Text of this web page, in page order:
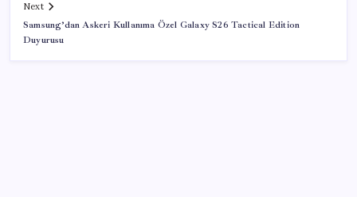
Next
Samsung’dan Askeri Kullanıma Özel Galaxy S26 Tactical Edition
Duyurusu